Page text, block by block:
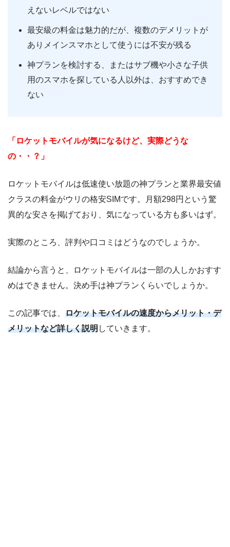
えないレベルではない
最安級の料金は魅力的だが、複数のデメリットが
ありメインスマホとして使うには不安が残る
神プランを検討する、またはサブ機や小さな子供
用のスマホを探している人以外は、おすすめでき
ない
「ロケットモバイルが気になるけど、実際どうな
の・・？」
ロケットモバイルは低速使い放題の神プランと業界最安値
クラスの料金がウリの格安SIMです。月額298円という驚
異的な安さを掲げており、気になっている方も多いはず。
実際のところ、評判や口コミはどうなのでしょうか。
結論から言うと、ロケットモバイルは一部の人しかおすす
めはできません。決め手は神プランくらいでしょうか。
この記事では、 ロケットモバイルの速度からメリット・デ
メリットなど詳しく説明していきます。